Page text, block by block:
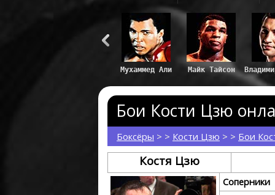
Бои Кости Цзю
Боксёры > > Кости Цзю > > Бои
Костя Цзю
Соперники